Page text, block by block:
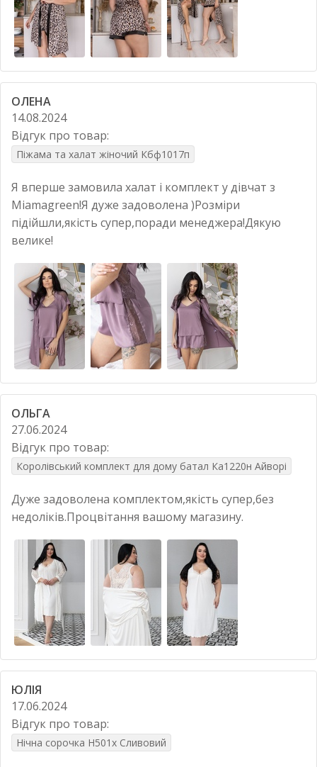
ОЛЕНА
14.08.2024
Відгук про товар:
Піжама та халат жіночий Кбф1017п
Я вперше замовила халат і комплект у дівчат з
Miamagreen!Я дуже задоволена )Розміри
підійшли,якість супер,поради менеджера!Дякую
велике!
ОЛЬГА
27.06.2024
Відгук про товар:
Королівський комплект для дому батал Ка1220н Айворі
Дуже задоволена комплектом,якість супер,без
недоліків.Процвітання вашому магазину.
ЮЛІЯ
17.06.2024
Відгук про товар:
Нічна сорочка Н501х Сливовий